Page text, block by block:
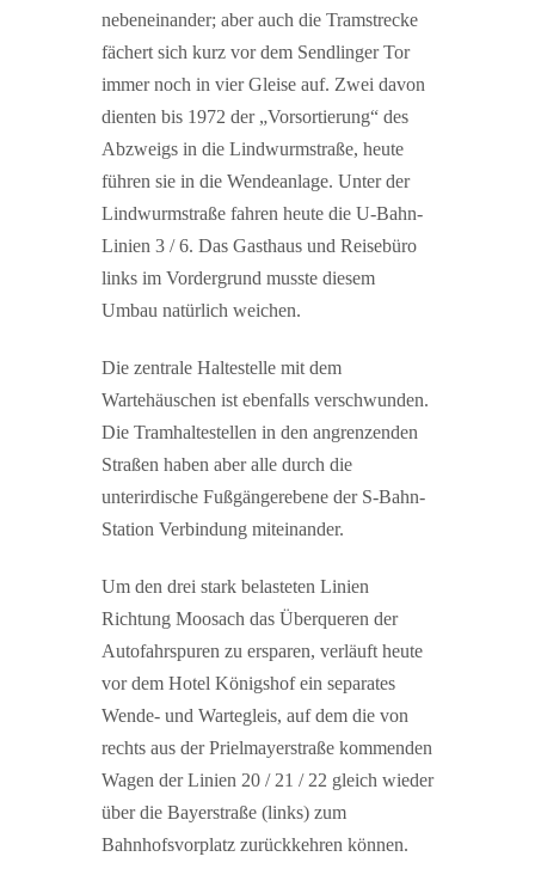
nebeneinander; aber auch die Tramstrecke
fächert sich kurz vor dem Sendlinger Tor
immer noch in vier Gleise auf. Zwei davon
dienten bis 1972 der „Vorsortierung“ des
Abzweigs in die Lindwurmstraße, heute
führen sie in die Wendeanlage. Unter der
Lindwurmstraße fahren heute die U-Bahn-
Linien 3 / 6. Das Gasthaus und Reisebüro
links im Vordergrund musste diesem
Umbau natürlich weichen.
Die zentrale Haltestelle mit dem
Wartehäuschen ist ebenfalls verschwunden.
Die Tramhaltestellen in den angrenzenden
Straßen haben aber alle durch die
unterirdische Fußgängerebene der S-Bahn-
Station Verbindung miteinander.
Um den drei stark belasteten Linien
Richtung Moosach das Überqueren der
Autofahrspuren zu ersparen, verläuft heute
vor dem Hotel Königshof ein separates
Wende- und Wartegleis, auf dem die von
rechts aus der Prielmayerstraße kommenden
Wagen der Linien 20 / 21 / 22 gleich wieder
über die Bayerstraße (links) zum
Bahnhofsvorplatz zurückkehren können.